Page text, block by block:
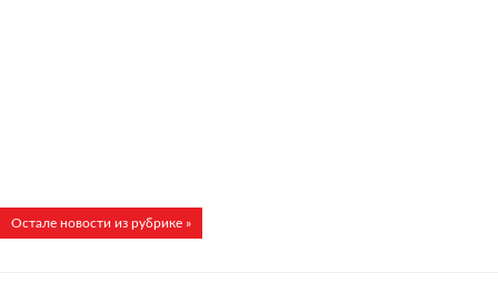
Остале новости из рубрике »